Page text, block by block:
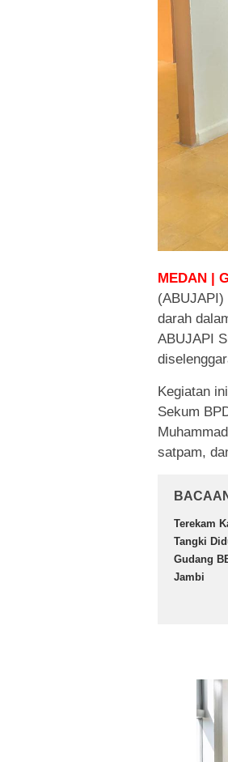
MEDAN |
(ABUJAPI)
darah
ABUJAPI
Kegiatan
Sekum
satpam,
Terekam
Tangki
Gudang
Jambi